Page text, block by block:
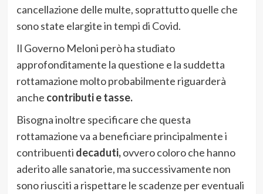
cancellazione delle multe, soprattutto quelle che
sono state elargite in tempi di Covid.
Il Governo Meloni però ha studiato
approfonditamente la questione e la suddetta
rottamazione molto probabilmente riguarderà
anche contributi e tasse.
Bisogna inoltre specificare che questa
rottamazione va a beneficiare principalmente i
contribuenti decaduti,ovvero coloro che hanno
aderito alle sanatorie, ma successivamente non
sono riusciti a rispettare le scadenze per eventuali